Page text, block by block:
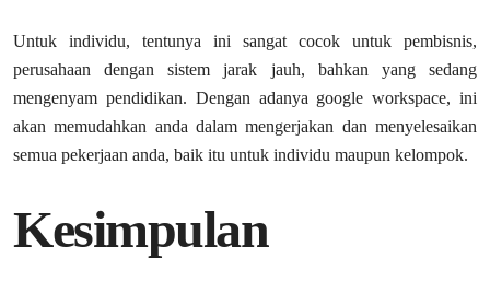
Untuk individu, tentunya ini sangat cocok untuk pembisnis,
perusahaan dengan sistem jarak jauh, bahkan yang sedang
mengenyam pendidikan. Dengan adanya google workspace, ini
akan memudahkan anda dalam mengerjakan dan menyelesaikan
semua pekerjaan anda, baik itu untuk individu maupun kelompok.
Kesimpulan